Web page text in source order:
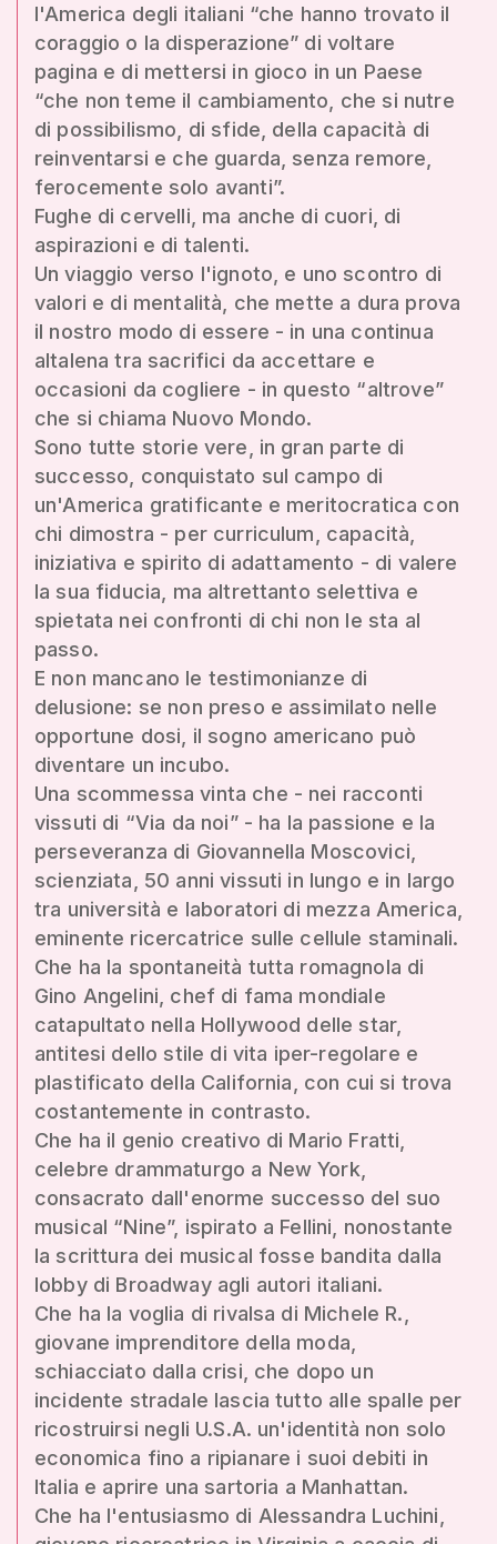
l'America degli italiani “che hanno trovato il
coraggio o la disperazione” di voltare
pagina e di mettersi in gioco in un Paese
“che non teme il cambiamento, che si nutre
di possibilismo, di sfide, della capacità di
reinventarsi e che guarda, senza remore,
ferocemente solo avanti”.
Fughe di cervelli, ma anche di cuori, di
aspirazioni e di talenti.
Un viaggio verso l'ignoto, e uno scontro di
valori e di mentalità, che mette a dura prova
il nostro modo di essere - in una continua
altalena tra sacrifici da accettare e
occasioni da cogliere - in questo “altrove”
che si chiama Nuovo Mondo.
Sono tutte storie vere, in gran parte di
successo, conquistato sul campo di
un'America gratificante e meritocratica con
chi dimostra - per curriculum, capacità,
iniziativa e spirito di adattamento - di valere
la sua fiducia, ma altrettanto selettiva e
spietata nei confronti di chi non le sta al
passo.
E non mancano le testimonianze di
delusione: se non preso e assimilato nelle
opportune dosi, il sogno americano può
diventare un incubo.
Una scommessa vinta che - nei racconti
vissuti di “Via da noi” - ha la passione e la
perseveranza di Giovannella Moscovici,
scienziata, 50 anni vissuti in lungo e in largo
tra università e laboratori di mezza America,
eminente ricercatrice sulle cellule staminali.
Che ha la spontaneità tutta romagnola di
Gino Angelini, chef di fama mondiale
catapultato nella Hollywood delle star,
antitesi dello stile di vita iper-regolare e
plastificato della California, con cui si trova
costantemente in contrasto.
Che ha il genio creativo di Mario Fratti,
celebre drammaturgo a New York,
consacrato dall'enorme successo del suo
musical “Nine”, ispirato a Fellini, nonostante
la scrittura dei musical fosse bandita dalla
lobby di Broadway agli autori italiani.
Che ha la voglia di rivalsa di Michele R.,
giovane imprenditore della moda,
schiacciato dalla crisi, che dopo un
incidente stradale lascia tutto alle spalle per
ricostruirsi negli U.S.A. un'identità non solo
economica fino a ripianare i suoi debiti in
Italia e aprire una sartoria a Manhattan.
Che ha l'entusiasmo di Alessandra Luchini,